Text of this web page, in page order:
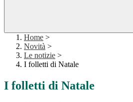
Home >
Novità >
Le notizie >
I folletti di Natale
I folletti di Natale